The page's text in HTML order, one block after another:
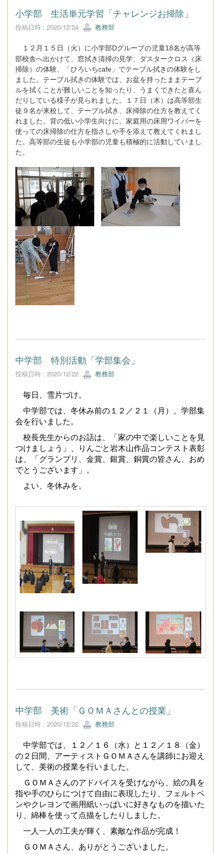
小学部 生活単元学習「チャレンジお掃除」
投稿日時 : 2020/12/24 教務部
１２ 月１５ 日（火）に小学部Dグループの児童18名が高等
部校舎へ出かけて、窓拭き清掃の見学、ダスタークロス（床
掃除）の体験、「ひろいちcafe 」でテーブル拭きの体験をし
ました。テーブル拭きの体験では、お盆を持ったままテーブ
ルを拭くことが難しいことを知ったり、うまくできたと喜ん
だりしている様子が見られました。１７ 日（木）は高等部生
徒９名が来校して、テーブル拭き、床掃除の仕方を教えてく
れました。背の低い小学生向けに、家庭用の床用ワイパーを
使っての床掃除の仕方を指さしや手を添えて教えてくれまし
た。高等部の生徒も小学部の児童も積極的に活動していまし
た。
中学部 特別活動「学部集会」
投稿日時 : 2020/12/22 教務部
毎日、雪片づけ。
中学部では、冬休み前の１２／２１（月）、学部集
会を行いました。
校長先生からのお話は、「家の中で楽しいことを見
つけましょう」、りんごと岩木山作品コンテスト表彰
は、「グランプリ、金賞、銀賞、銅賞の皆さん、おめ
でとうございます」。
よい、冬休みを。
中学部 美術「ＧＯＭＡさんとの授業」
投稿日時 : 2020/12/22 教務部
中学部では、１２／１６（水）と１２／１８（金）
の２日間、アーティストＧＯＭＡさんを講師にお迎え
して、美術の授業を行いました。
ＧＯＭＡさんのアドバイスを受けながら、絵の具を
指や手のひらにつけて自由に表現したり、フェルトペ
ンやクレヨンで画用紙いっぱいに好きなものを描いた
り、綿棒を使って点描をしたりしました。
一人一人の工夫が輝く、素敵な作品が完成！
ＧＯＭＡさん、ありがとうございました。